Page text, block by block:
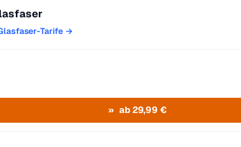
Tarife →
ab 29,99 €